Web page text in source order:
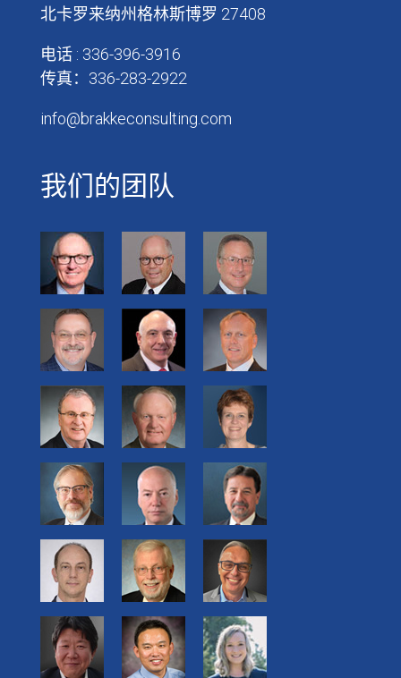
北卡罗来纳州格林斯博罗 27408
电话 : 336-396-3916
传真：336-283-2922
info@brakkeconsulting.com
我们的团队